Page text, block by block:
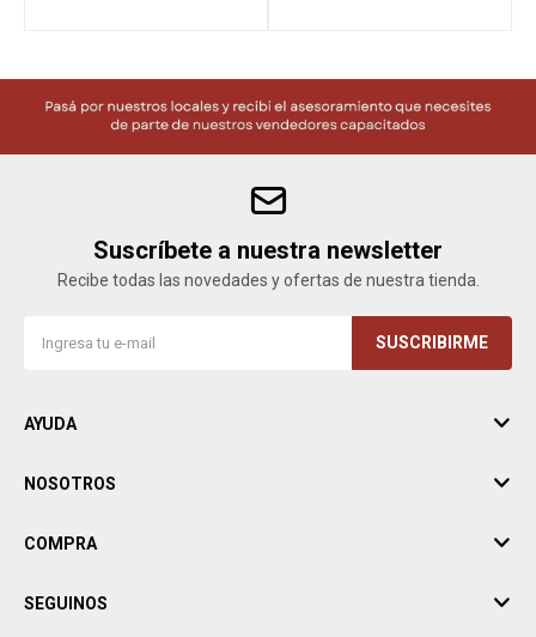
Suscríbete a nuestra newsletter
Recibe todas las novedades y ofertas de nuestra tienda.
SUSCRIBIRME
AYUDA
NOSOTROS
COMPRA
SEGUINOS